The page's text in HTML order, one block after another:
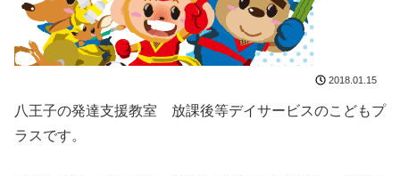
2018.01.15
八王子の発達支援教室 放課後等デイサービスのこどもプ
ラスです。